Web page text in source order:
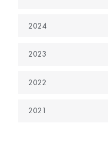
2024
2023
2022
2021